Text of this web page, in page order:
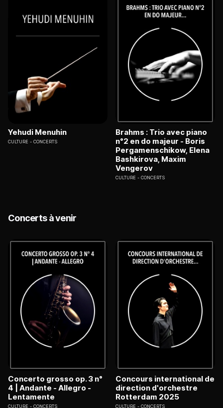
Yehudi Menuhin
CULTURE CONCERTS
Brahms : Trio avec piano
n°2 en do majeur - Boris
Pergamenschikow, Elena
Bashkirova, Maxim
Vengerov
CULTURE CONCERTS
Concerts à venir
Concerto grosso op. 3 n°
4 | Andante - Allegro -
Lentamente
CULTURE CONCERTS
Concours international de
direction d'orchestre
Rotterdam 2025
CULTURE CONCERTS